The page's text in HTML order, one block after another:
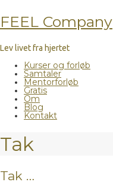
FEEL Company
Lev livet fra hjertet
Kurser og forløb
Samtaler
Mentorforløb
Gratis
Om
Blog
Kontakt
Tak
Tak …